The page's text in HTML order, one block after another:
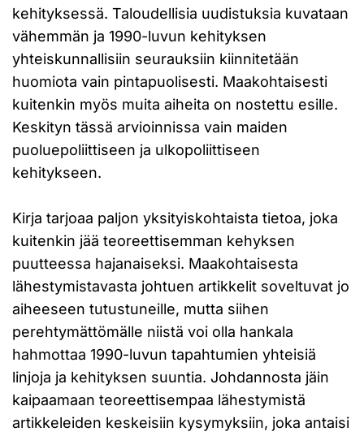
kehityksessä. Taloudellisia uudistuksia kuvataan
vähemmän ja 1990-luvun kehityksen
yhteiskunnallisiin seurauksiin kiinnitetään
huomiota vain pintapuolisesti. Maakohtaisesti
kuitenkin myös muita aiheita on nostettu esille.
Keskityn tässä arvioinnissa vain maiden
puoluepoliittiseen ja ulkopoliittiseen
kehitykseen.
Kirja tarjoaa paljon yksityiskohtaista tietoa, joka
kuitenkin jää teoreettisemman kehyksen
puutteessa hajanaiseksi. Maakohtaisesta
lähestymistavasta johtuen artikkelit soveltuvat jo
aiheeseen tutustuneille, mutta siihen
perehtymättömälle niistä voi olla hankala
hahmottaa 1990-luvun tapahtumien yhteisiä
linjoja ja kehityksen suuntia. Johdannosta jäin
kaipaamaan teoreettisempaa lähestymistä
artikkeleiden keskeisiin kysymyksiin, joka antaisi